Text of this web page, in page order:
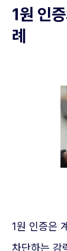
1원 인
례
1원 인증은
차단하는 강